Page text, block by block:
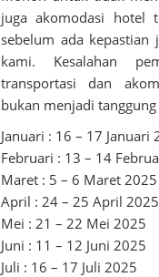
juga akomodasi hotel
sebelum ada
kami. Kesalahan
transportasi dan
bukan menjadi
Januari : 16 – 17 Januari
Februari : 13 – 14
Maret : 5 – 6 Maret 2025
April : 24 – 25 April 2025
Mei : 21 – 22 Mei 2025
Juni : 11 – 12 Juni 2025
Juli : 16 – 17 Juli 2025